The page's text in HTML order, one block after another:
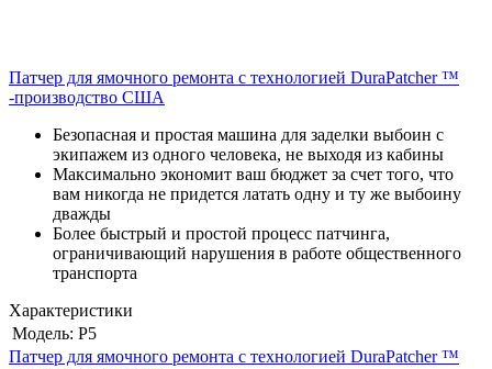
Патчер для ямочного ремонта с технологией DuraPatcher ™
-производство США
Безопасная и простая машина для заделки выбоин с
экипажем из одного человека, не выходя из кабины
Максимально экономит ваш бюджет за счет того, что
вам никогда не придется латать одну и ту же выбоину
дважды
Более быстрый и простой процесс патчинга,
ограничивающий нарушения в работе общественного
транспорта
Характеристики
Модель: Р5
Патчер для ямочного ремонта с технологией DuraPatcher ™